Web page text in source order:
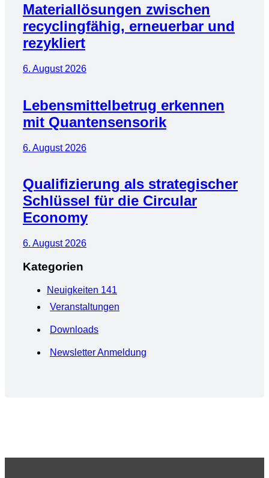
Materiallösungen zwischen
recyclingfähig, erneuerbar und
rezykliert
6. August 2026
Lebensmittelbetrug erkennen
mit Quantensensorik
6. August 2026
Qualifizierung als strategischer
Schlüssel für die Circular
Economy
6. August 2026
Kategorien
Neuigkeiten 141
Veranstaltungen
Downloads
Newsletter Anmeldung